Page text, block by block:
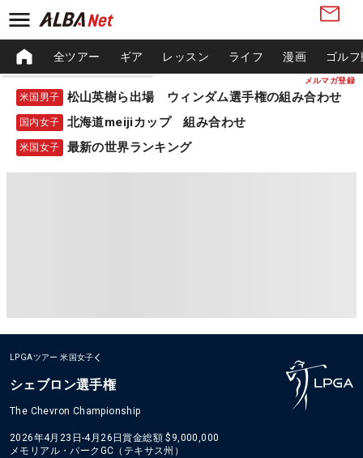
メルマガ登録
全ツアー ギア レッスン ライフ 漫画 ゴル
米国男子 松山英樹ら出場 ウィンダム選手権の組み合わせ
国内女子 北海道meijiカップ 組み合わせ
米国女子 最新の世界ランキング
LPGAツアー 米国女子
シェブロン選手権
The Chevron Championship
2026年4月23日-4月26日賞金総額 $9,000,000
メモリアル・パークGC（テキサス州）